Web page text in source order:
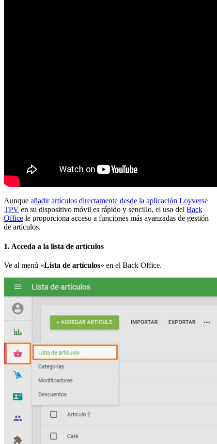
Aunque añadir artículos directamente desde la aplicación Loyverse
TPV en su dispositivo móvil es rápido y sencillo, el uso del Back
Office le proporciona acceso a funciones más avanzadas de gestión
de artículos.
1. Acceda a la lista de artículos
Ve al menú «Lista de artículos» en el Back Office.